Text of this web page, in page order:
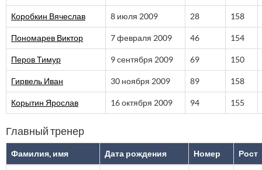
Коробкин Вячеслав 8 июля 2009 28 158
Пономарев Виктор 7 февраля 2009 46 154
Перов Тимур 9 сентября 2009 69 150
Гирвель Иван 30 ноября 2009 89 158
Корытин Ярослав 16 октября 2009 94 155
Главный тренер
Фамилия, имя Дата рождения Номер Рост